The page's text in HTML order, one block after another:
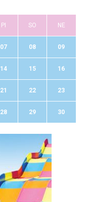
PI SO NE
07 08 09
14 15 16
21 22 23
28 29 30